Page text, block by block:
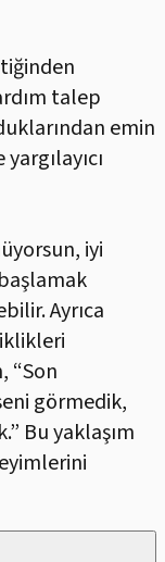
talep
emin
iyi
Ayrıca
“Son
görmedik,
Bu yaklaşım